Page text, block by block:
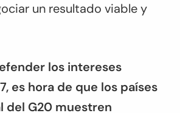
un resultado viable y
los intereses
es hora de que los países
del G20 muestren